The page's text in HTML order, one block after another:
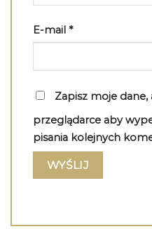
E-mail *
Zapisz moje
przeglądarce aby
pisania kolejnych